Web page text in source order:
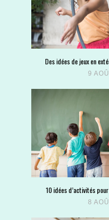
Des idées de jeux en
9
10 idées d’activités
8